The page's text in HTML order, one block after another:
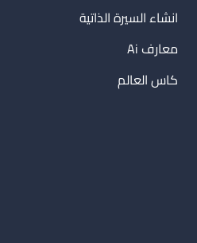
انشاء السيرة الذاتية
معارف Ai
كاس العالم